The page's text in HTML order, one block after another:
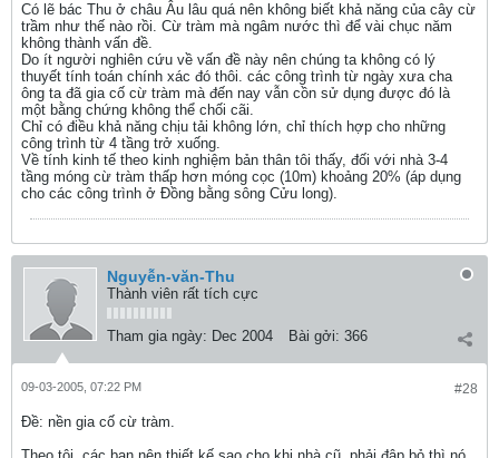
Có lẽ bác Thu ở châu Âu lâu quá nên không biết khả năng của cây cừ
trầm như thế nào rồi. Cừ tràm mà ngâm nước thì để vài chục năm
không thành vấn đề.
Do ít người nghiên cứu về vấn đề này nên chúng ta không có lý
thuyết tính toán chính xác đó thôi. các công trình từ ngày xưa cha
ông ta đã gia cố cừ tràm mà đến nay vẫn cồn sử dụng được đó là
một bằng chứng không thể chối cãi.
Chỉ có điều khả năng chịu tải không lớn, chỉ thích hợp cho những
công trình từ 4 tầng trở xuống.
Về tính kinh tế theo kinh nghiệm bản thân tôi thấy, đối với nhà 3-4
tầng móng cừ tràm thấp hơn móng cọc (10m) khoảng 20% (áp dụng
cho các công trình ở Đồng bằng sông Cửu long).
Nguyễn-văn-Thu
Thành viên rất tích cực
Tham gia ngày: Dec 2004 Bài gởi: 366
#28
09-03-2005, 07:22 PM
Ðề: nền gia cố cừ tràm.